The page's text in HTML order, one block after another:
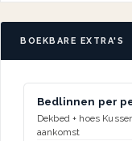
BOEKBARE EXTRA'S
Bedlinnen per
Dekbed + hoes
aankomst